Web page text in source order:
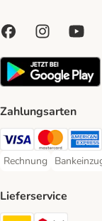
Zahlungsarten
Visa Payment Method
Mastercard
Rechnung
Rechnung Payment
Lieferservice